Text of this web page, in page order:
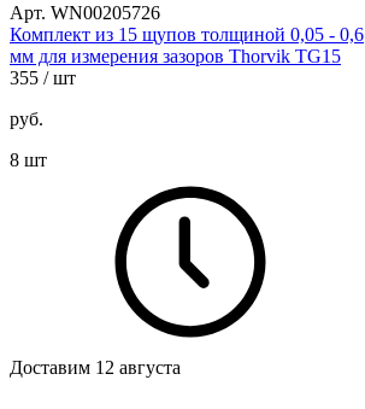
Арт. WN00205726
Комплект из 15 щупов толщиной 0,05 - 0,6
мм для измерения зазоров Thorvik TG15
355 / шт
руб.
8 шт
Доставим 12 августа